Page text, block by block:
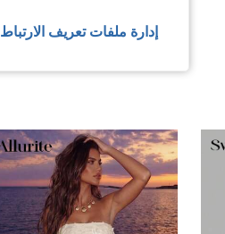
إدارة ملفات تعريف الارتباط